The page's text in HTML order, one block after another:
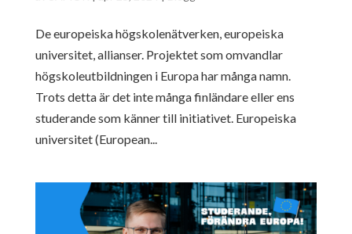
De europeiska högskolenätverken, europeiska
universitet, allianser. Projektet som omvandlar
högskoleutbildningen i Europa har många namn.
Trots detta är det inte många finländare eller ens
studerande som känner till initiativet. Europeiska
universitet (European...